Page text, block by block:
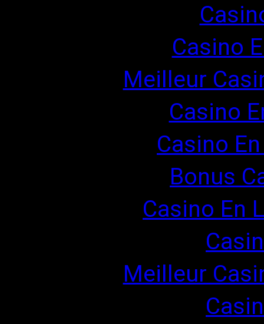
Casino
Meilleur
Casino
Casino
Bonus
Casino En
Meilleur